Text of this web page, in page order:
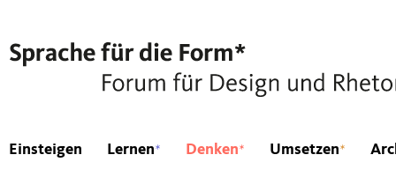
Einsteigen Lernen* Denken* Umsetzen*